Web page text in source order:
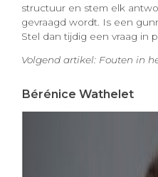
structuur en stem elk
gevraagd wordt. Is een
Stel dan tijdig een vraag in
Volgend artikel: Fouten in
Bérénice Wathelet